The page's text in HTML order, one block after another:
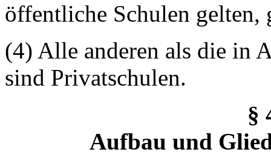
öffentliche Schulen gelten,
(4) Alle anderen als die in
sind Privatschulen.
§
Aufbau und